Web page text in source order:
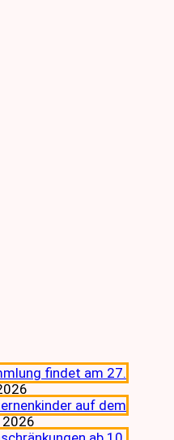
findet am 27.
auf dem
2026